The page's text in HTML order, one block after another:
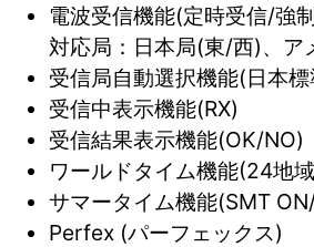
電波受信機能(定時受信/強
対応局：日本局(東/西)、ア
受信局自動選択機能(日本
受信中表示機能(RX)
受信結果表示機能(OK/NO)
ワールドタイム機能(24地
サマータイム機能(SMT
Perfex (パーフェックス)